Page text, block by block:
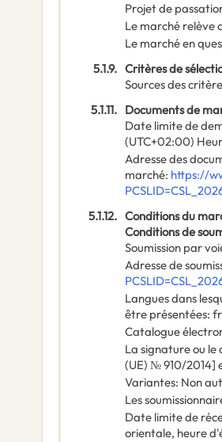
Projet de
Le marché relève
Le marché en
5.1.9. Critères de
Sources des
5.1.11. Documents de
Date limite de
(UTC+02:00)
Adresse des
marché: https://
5.1.12. Conditions du
Conditions de
Soumission par
Adresse de
Langues dans
être présentées:
Catalogue
La signature ou
(UE) № 910/2014]
Variantes: Non
Les
Date limite de
orientale, heure